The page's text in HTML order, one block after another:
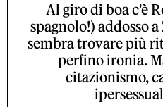
Al giro di boa c'è
spagnolo!) addosso
sembra trovare più
perfino ironia.
citazionismo,